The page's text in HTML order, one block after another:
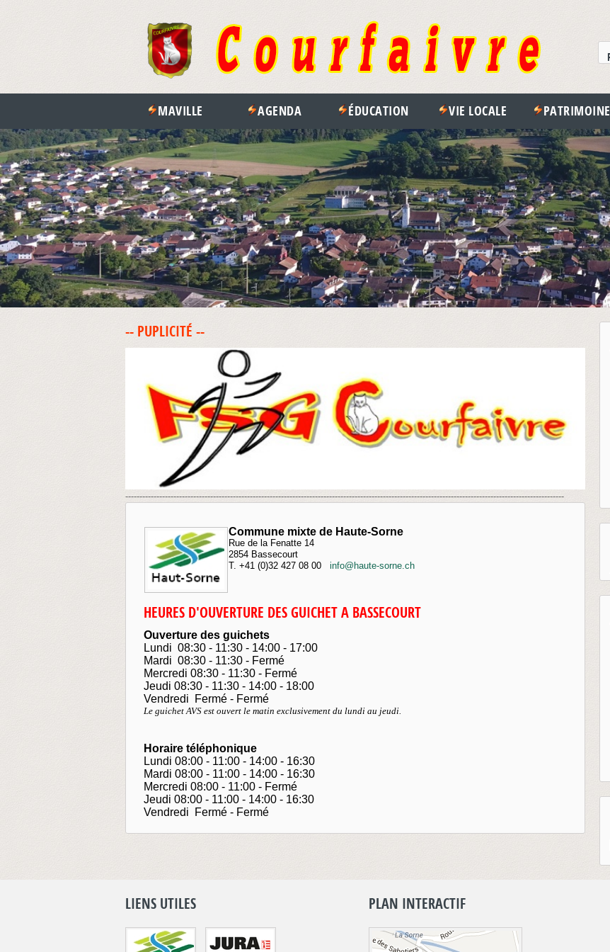
MAVILLE AGENDA ÉDUCATION VIE LOCALE PATRIMOINE
-- PUPLICITÉ --
-----------------------------------------------------------------------------------------------------------------------------------------------------------
Commune mixte de Haute-Sorne
Rue de la Fenatte 14
2854 Bassecourt
T. +41 (0)32 427 08 00
info@haute-sorne.ch
HEURES D'OUVERTURE DES GUICHET A BASSECOURT
Ouverture des guichets
Lundi 08:30 - 11:30 - 14:00 - 17:00
Mardi 08:30 - 11:30 - Fermé
Mercredi 08:30 - 11:30 - Fermé
Jeudi 08:30 - 11:30 - 14:00 - 18:00
Vendredi Fermé - Fermé
Le guichet AVS est ouvert le matin exclusivement du lundi au jeudi.
Horaire téléphonique
Lundi 08:00 - 11:00 - 14:00 - 16:30
Mardi 08:00 - 11:00 - 14:00 - 16:30
Mercredi 08:00 - 11:00 - Fermé
Jeudi 08:00 - 11:00 - 14:00 - 16:30
Vendredi Fermé - Fermé
LIENS UTILES PLAN INTERACTIF